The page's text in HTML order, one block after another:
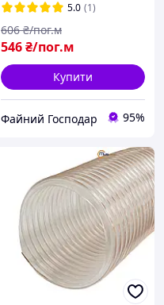
5.0 (1)
546₴/пог.м
606 ₴/пог.м
Купити
Файний Господар 95%